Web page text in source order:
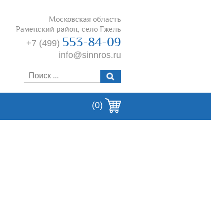
Московская область
Раменский район, село Гжель
+7 (499) 553-84-09
info@sinnros.ru
(0)